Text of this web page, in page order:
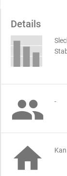
Details
 -
